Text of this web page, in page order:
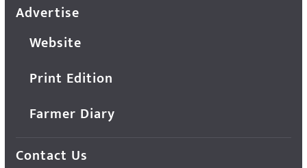
Advertise
Website
Print Edition
Farmer Diary
Contact Us